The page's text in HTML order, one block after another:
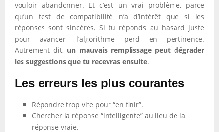
vouloir abandonner. Et c’est un vrai problème, parce
qu’un test de compatibilité n’a d’intérêt que si les
réponses sont sincères. Si tu réponds au hasard juste
pour avancer, l’algorithme perd en pertinence.
Autrement dit, un mauvais remplissage peut dégrader
les suggestions que tu recevras ensuite.
Les erreurs les plus courantes
Répondre trop vite pour “en finir”.
Chercher la réponse “intelligente” au lieu de la
réponse vraie.